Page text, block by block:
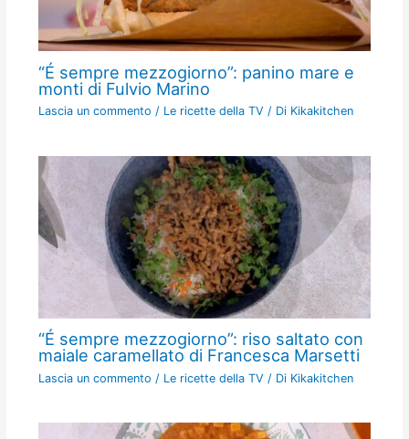
“É sempre mezzogiorno”: panino mare e
monti di Fulvio Marino
Lascia un commento / Le ricette della TV / Di Kikakitchen
“É sempre mezzogiorno”: riso saltato con
maiale caramellato di Francesca Marsetti
Lascia un commento / Le ricette della TV / Di Kikakitchen